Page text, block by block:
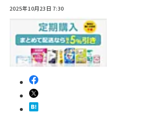
2025年10月23日 7:30